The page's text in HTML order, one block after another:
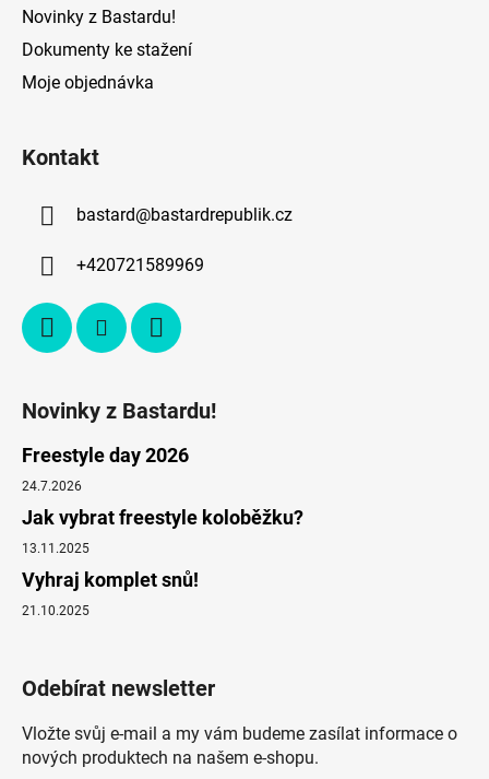
Novinky z Bastardu!
Dokumenty ke stažení
Moje objednávka
Kontakt
bastard@bastardrepublik.cz
+420721589969
Novinky z Bastardu!
Freestyle day 2026
24.7.2026
Jak vybrat freestyle koloběžku?
13.11.2025
Vyhraj komplet snů!
21.10.2025
Odebírat newsletter
Vložte svůj e-mail a my vám budeme zasílat informace o
nových produktech na našem e-shopu.